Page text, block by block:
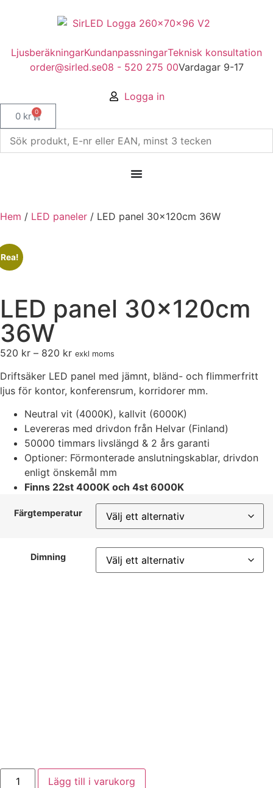
LjusberäkningarKundanpassningarTeknisk konsultation
order@sirled.se08 - 520 275 00Vardagar 9-17
Logga in
0 kr 0
Hem / LED paneler / LED panel 30x120cm 36W
Rea!
LED panel 30x120cm
36W
520 kr – 820 kr exkl moms
Driftsäker LED panel med jämnt, bländ- och flimmerfritt
ljus för kontor, konferensrum, korridorer mm.
Neutral vit (4000K), kallvit (6000K)
Levereras med drivdon från Helvar (Finland)
50000 timmars livslängd & 2 års garanti
Optioner: Förmonterade anslutningskablar, drivdon
enligt önskemål mm
Finns 22st 4000K och 4st 6000K
Färgtemperatur
Dimning
Lägg till i varukorg